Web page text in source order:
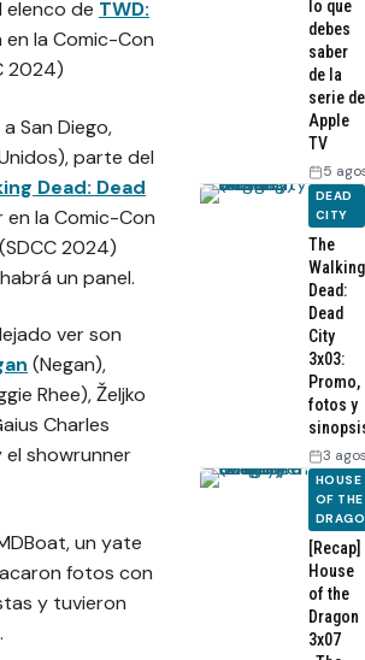
elenco de TWD:
la Comic-Con
2024)
San Diego,
parte del
Dead: Dead
la Comic-Con
2024)
un panel.
ver son
(Negan),
Rhee), Željko
Charles
showrunner
, un yate
fotos con
y tuvieron
lo que
debes
saber
de la
serie de
Apple
TV
5
DEAD
CITY
The
Walking
Dead:
Dead
City
3x03:
Promo,
fotos y
3
HOUSE
OF THE
[Recap]
House
of the
Dragon
3x07